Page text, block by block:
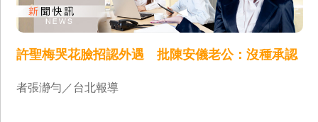
許聖梅哭花臉招認外遇 批陳安儀老公：沒種承認
者張瀞勻／台北報導